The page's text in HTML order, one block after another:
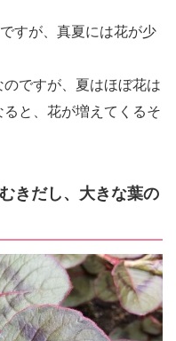
すが、真夏には花が少
ですが、夏はほぼ花は
と、花が増えてくるそ
きだし、大きな葉の